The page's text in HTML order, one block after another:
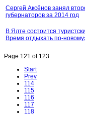
Сергей Аксёнов занял
губернаторов за 2014 год
В Ялте состоится
Время отдыхать по-
Page 121 of 123
Start
Prev
114
115
116
117
118